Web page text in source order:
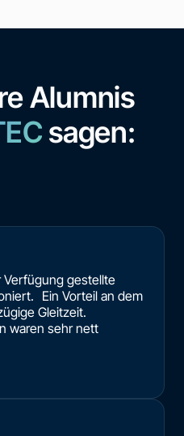
Alumnis
sagen:
Verfügung gestellte
Ein Vorteil an dem
Gleitzeit.
waren sehr nett